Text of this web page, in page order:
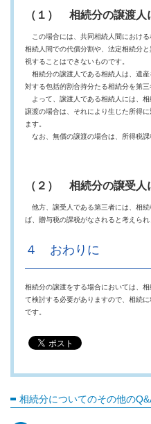
（１） 相続分の譲渡人
この場合には、共同相続人間における
相続人間での代償分割や、法定相続分
視することはできないものです。
相続分の譲渡人である相続人は、遺
対する包括的割合持分たる相続分を第三
よって、譲渡人である相続人には、
譲渡の場合は、それにより生じた所得
ます。
なお、無償の譲渡の場合は、所得税課
（２） 相続分の譲受人
他方、譲受人である第三者には、相
ば、贈与税の課税がなされると考えられ
４ おわりに
相続分の譲渡をする場合においては、
て検討する必要がありますので、相続
です。
相続分についてのその他の